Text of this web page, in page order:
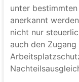
unter
anerkannt
nicht nur
auch den